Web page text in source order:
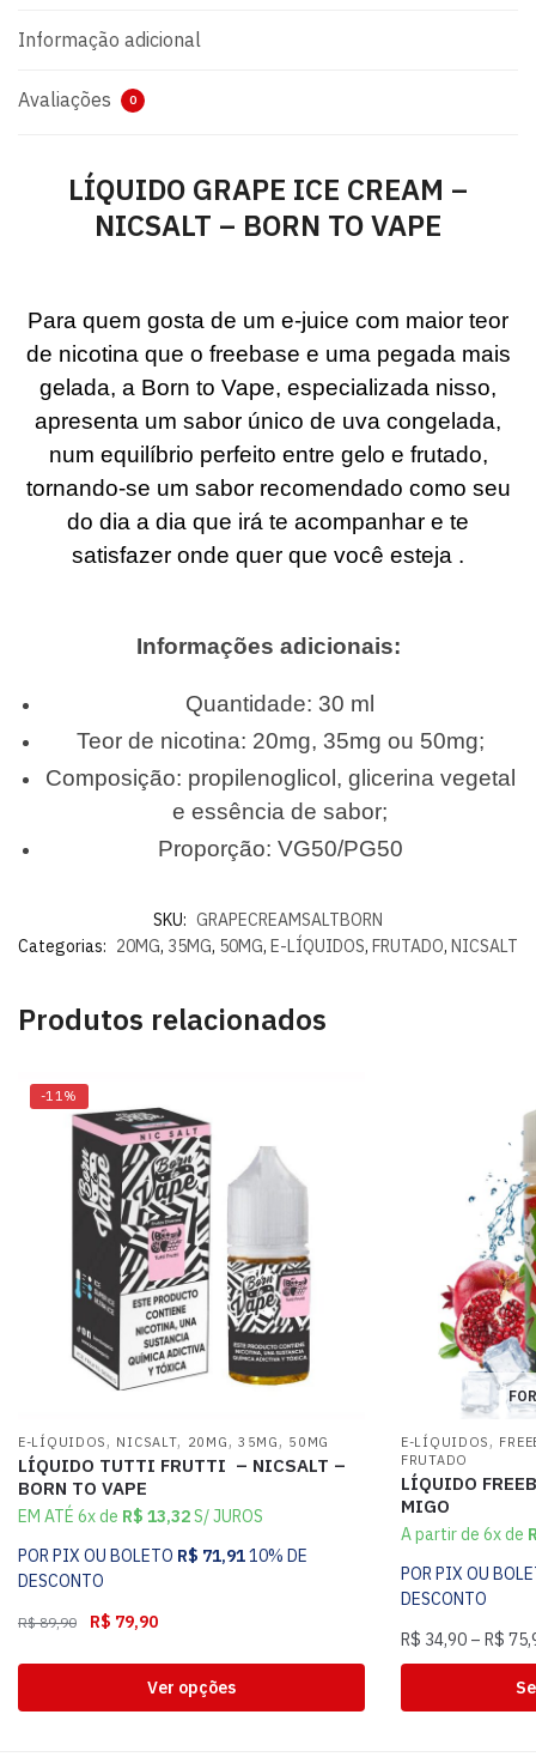
Informação adicional
Avaliações 0
LÍQUIDO GRAPE ICE CREAM –
NICSALT – BORN TO VAPE
Para quem gosta de um e-juice com maior teor
de nicotina que o freebase e uma pegada mais
gelada, a Born to Vape, especializada nisso,
apresenta um sabor único de uva congelada,
num equilíbrio perfeito entre gelo e frutado,
tornando-se um sabor recomendado como seu
do dia a dia que irá te acompanhar e te
satisfazer onde quer que você esteja .
Informações adicionais:
Quantidade: 30 ml
Teor de nicotina: 20mg, 35mg ou 50mg;
Composição: propilenoglicol, glicerina vegetal
e essência de sabor;
Proporção: VG50/PG50
SKU: GRAPECREAMSALTBORN
Categorias: 20MG, 35MG, 50MG, E-LÍQUIDOS, FRUTADO, NICSALT
Produtos relacionados
-11%
E-LÍQUIDOS , NICSALT, 20MG , 35MG , 50MG
LÍQUIDO TUTTI FRUTTI – NICSALT –
BORN TO VAPE
EM ATÉ 6x de R$ 13,32S/ JUROS
POR PIX OU BOLETO R$ 71,9110% DE
DESCONTO
R$89,90 R$ 79,90
Ver opções
E-LÍQUIDOS ,
FRUTADO
LÍQUIDO
MIGO
A partir de 6x de
POR PIX OU
DESCONTO
R$ 34,90 – R$